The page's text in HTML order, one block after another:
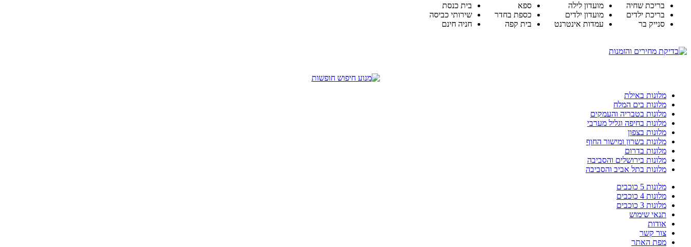
בריכת שחיה
בריכת ילדים
סנייק בר
מועדון לילה
מועדון ילדים
עמדות אינטרנט
ספא
כספת בחדר
בית קפה
בית כנסת
שירותי כביסה
חניה חינם
מלונות באילת
מלונות בים המלח
מלונות בטבריה והעמקים
מלונות בחיפה וגליל מערבי
מלונות בצפון
מלונות בשרון ומישור החוף
מלונות בדרום
מלונות בירושלים והסביבה
מלונות בתל אביב והסביבה
מלונות 5 כוכבים
מלונות 4 כוכבים
מלונות 3 כוכבים
תנאי שימוש
אודות
צור קשר
מפת האתר